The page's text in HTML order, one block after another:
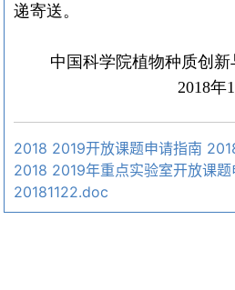
递寄送。
中国科学院植物种质创
2018年
2018 2019开放课题申请指南
2018 2019年重点实验室开放课
20181122.doc